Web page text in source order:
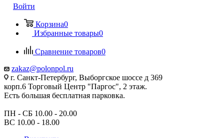
Войти
Корзина0
Избранные товары0
Сравнение товаров0
zakaz@polonpol.ru
г. Санкт-Петербург, Выборгское шоссе д 369
корп.6 Торговый Центр "Паргос", 2 этаж.
Есть большая бесплатная парковка.
ПН - СБ 10.00 - 20.00
ВС 10.00 - 18.00